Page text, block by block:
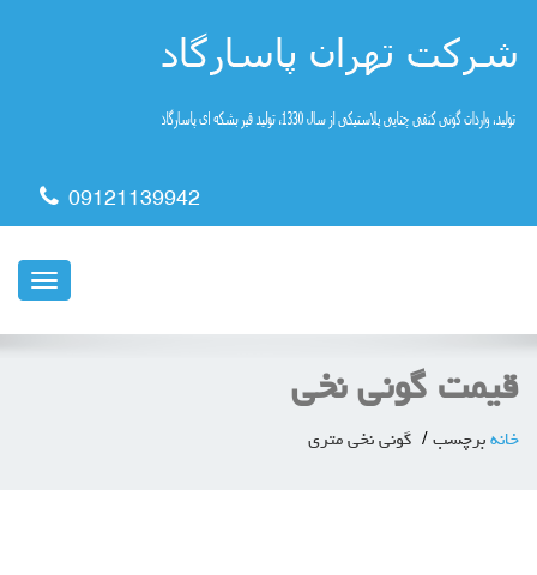
09121139942
ناوبری
قیمت گونی نخی
خانه برچسب گونی نخی متری